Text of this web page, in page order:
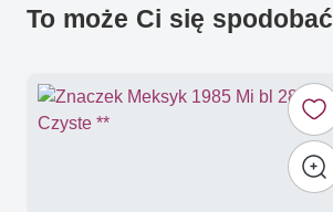
To może Ci się spodobać